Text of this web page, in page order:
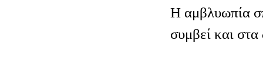
Η αμβλυωπία
συμβεί και